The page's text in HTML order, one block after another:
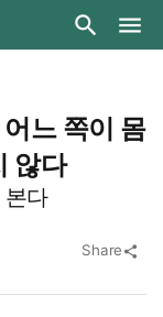
느 쪽이 몸
않다
다
Share share